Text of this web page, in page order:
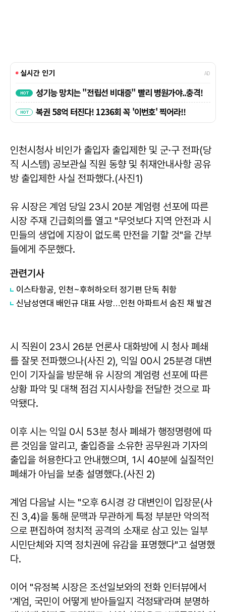
인천시청사 비인가 출입자 출입제한 및 군·구 전파(당
직 시스템) 공보관실 직원 동향 및 취재안내사항 공유
방 출입제한 사실 전파했다.(사진1)
유 시장은 계엄 당일 23시 20분 계엄령 선포에 따른
시장 주재 긴급회의를 열고 "무엇보다 지역 안전과 시
민들의 생업에 지장이 없도록 만전을 기할 것"을 간부
들에게 주문했다.
관련기사
이스타항공, 인천~후허하오터 정기편 단독 취항
신남성연대 배인규 대표 사망…인천 아파트서 숨진 채 발견
시 직원이 23시 26분 언론사 대화방에 시 청사 폐쇄
를 잘못 전파했으나(사진 2), 익일 00시 25분경 대변
인이 기자실을 방문해 유 시장의 계엄령 선포에 따른
상황 파악 및 대책 점검 지시사항을 전달한 것으로 파
악됐다.
이후 시는 익일 0시 53분 청사 폐쇄가 행정명령에 따
른 것임을 알리고, 출입증을 소유한 공무원과 기자의
출입을 허용한다고 안내했으며, 1시 40분에 실질적인
폐쇄가 아님을 보충 설명했다.(사진 2)
계엄 다음날 시는 "오후 6시경 강 대변인이 입장문(사
진 3,4)을 통해 문맥과 무관하게 특정 부분만 악의적
으로 편집하여 정치적 공격의 소재로 삼고 있는 일부
시민단체와 지역 정치권에 유감을 표명했다"고 설명했
다.
이어 "유정복 시장은 조선일보와의 전화 인터뷰에서
'계엄, 국민이 어떻게 받아들일지 걱정돼'라며 분명하